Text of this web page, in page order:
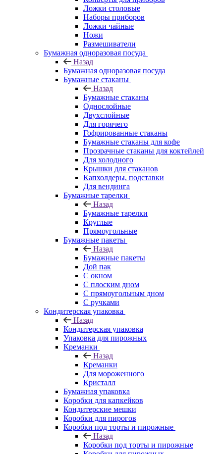
Ложки столовые
Наборы приборов
Ложки чайные
Ножи
Размешиватели
Бумажная одноразовая посуда
Назад
Бумажная одноразовая посуда
Бумажные стаканы
Назад
Бумажные стаканы
Однослойные
Двухслойные
Для горячего
Гофрированные стаканы
Бумажные стаканы для кофе
Прозрачные стаканы для коктейлей
Для холодного
Крышки для стаканов
Капхолдеры, подставки
Для вендинга
Бумажные тарелки
Назад
Бумажные тарелки
Круглые
Прямоугольные
Бумажные пакеты
Назад
Бумажные пакеты
Дой пак
С окном
С плоским дном
С прямоугольным дном
С ручками
Кондитерская упаковка
Назад
Кондитерская упаковка
Упаковка для пирожных
Креманки
Назад
Креманки
Для мороженного
Кристалл
Бумажная упаковка
Коробки для капкейков
Кондитерские мешки
Коробки для пирогов
Коробки под торты и пирожные
Назад
Коробки под торты и пирожные